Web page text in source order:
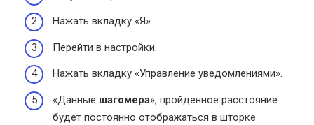
Нажать вкладку «Я».
Перейти в настройки.
Нажать вкладку «Управление уведомлениями».
«Данные шагомера», пройденное расстояние
будет постоянно отображаться в шторке